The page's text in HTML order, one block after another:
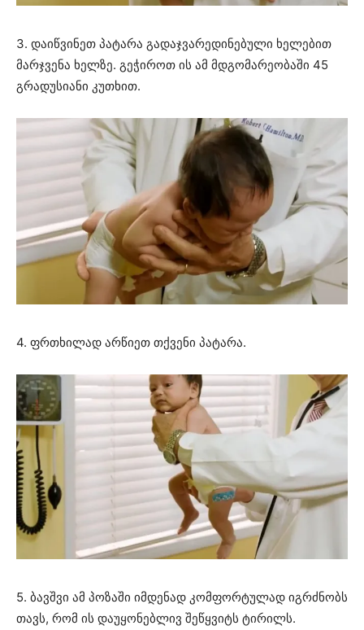
3. დაიწვინეთ პატარა გადაჯვარედინებული ხელებით
მარჯვენა ხელზე. გეჭიროთ ის ამ მდგომარეობაში 45
გრადუსიანი კუთხით.
4. ფრთხილად არწიეთ თქვენი პატარა.
5. ბავშვი ამ პოზაში იმდენად კომფორტულად იგრძნობს
თავს, რომ ის დაუყონებლივ შეწყვიტს ტირილს.